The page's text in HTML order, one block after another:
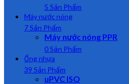
5 Sản Phẩm
Máy nước nóng
7 Sản Phẩm
Máy nước nóng PPR
0 Sản Phẩm
Ống nhựa
39 Sản Phẩm
uPVC ISO